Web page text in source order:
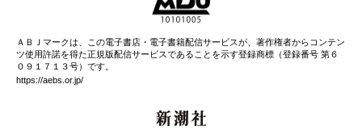
ＡＢＪマークは、この電子書店・電子書籍配信サービスが、著作権者からコンテン
ツ使用許諾を得た正規版配信サービスであることを示す登録商標（登録番号 第６
０９１７１３号）です。
https://aebs.or.jp/